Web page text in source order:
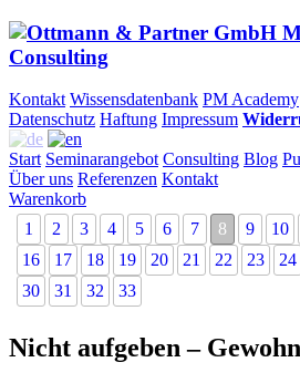
Kontakt Wissensdatenbank PM Academy
Datenschutz Haftung Impressum
Start Seminarangebot Consulting Blog
Über uns Referenzen Kontakt
Warenkorb
1
2 3 4 5 6 7 8 9 10
16
17 18 19 20 21 22 23 24
30
31 32 33
Nicht aufgeben –